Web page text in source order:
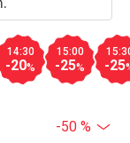
14:30
-20%
15:00
-25% -25
-50 %